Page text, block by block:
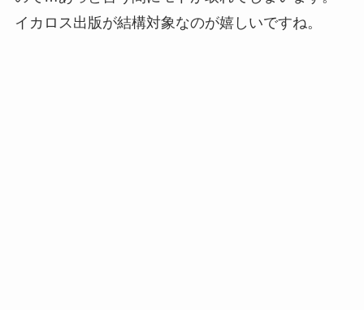
イカロス出版が結構対象なのが嬉しいですね。